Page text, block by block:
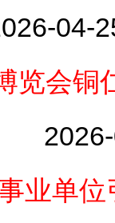
04-
览会铜
业单